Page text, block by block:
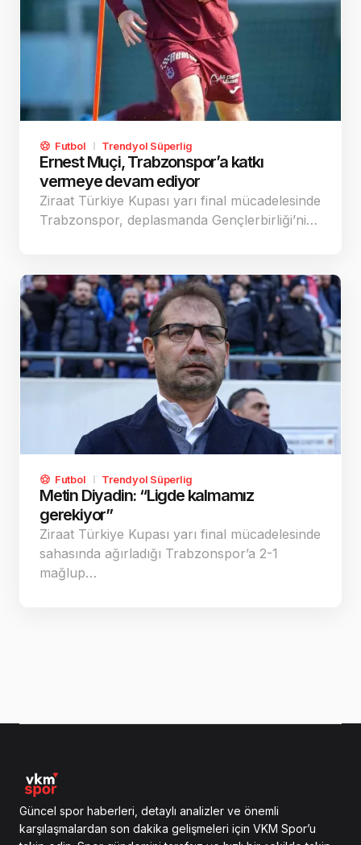
Futbol Trendyol Süperlig
Ernest Muçi, Trabzonspor’a katkı
vermeye devam ediyor
Ziraat Türkiye Kupası yarı final mücadelesinde
Trabzonspor, deplasmanda Gençlerbirliği’ni…
Futbol Trendyol Süperlig
Metin Diyadin: “Ligde kalmamız
gerekiyor”
Ziraat Türkiye Kupası yarı final mücadelesinde
sahasında ağırladığı Trabzonspor’a 2-1
mağlup…
Güncel spor haberleri, detaylı analizler ve önemli
karşılaşmalardan son dakika gelişmeleri için VKM Spor’u